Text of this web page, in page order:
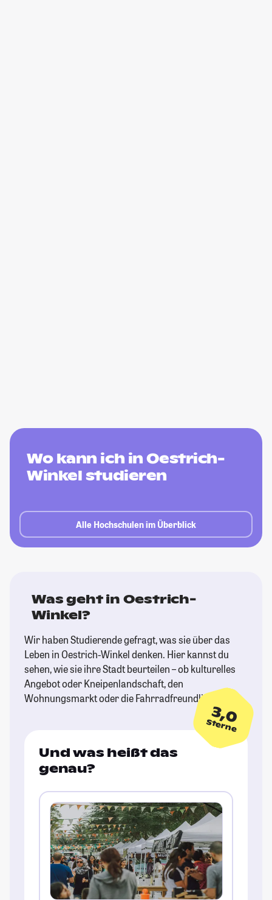
Wo kann ich in Oestrich-
Winkel studieren
Alle Hochschulen im Überblick
Was geht in Oestrich-
Winkel?
Wir haben Studierende gefragt, was sie über das
Leben in Oestrich-Winkel denken. Hier kannst du
sehen, wie sie ihre Stadt beurteilen – ob kulturelles
Angebot oder Kneipenlandschaft, den
Wohnungsmarkt oder die Fahrradfreundlichkeit.
3,0
Sterne
Und was heißt das
genau?